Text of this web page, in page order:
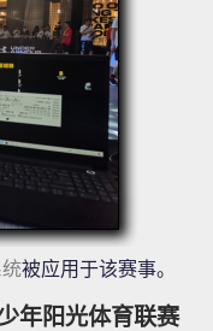
被应用于该赛事。
年阳光体育联赛